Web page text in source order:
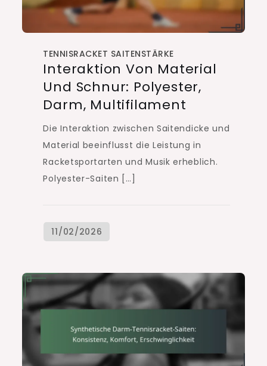
TENNISRACKET SAITENSTÄRKE
Interaktion Von Material
Und Schnur: Polyester,
Darm, Multifilament
Die Interaktion zwischen Saitendicke und
Material beeinflusst die Leistung in
Racketsportarten und Musik erheblich.
Polyester-Saiten […]